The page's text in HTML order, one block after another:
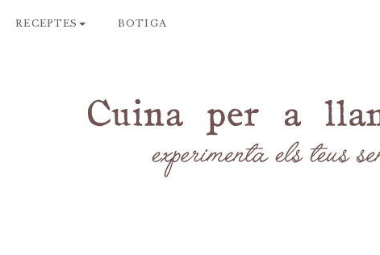
RECEPTES BOTIGA